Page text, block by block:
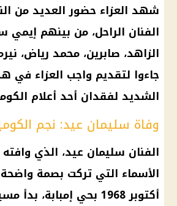
شهد العزاء حضور العديد من
الفنان الراحل، من بينهم إيمي
الزاهد، صابرين، محمد رياض،
جاءوا لتقديم واجب العزاء في
الشديد لفقدان أحد أعلام
وفاة سليمان عيد: نجم
الفنان سليمان عيد، الذي
الأسماء التي تركت بصمة
أكتوبر 1968 بحي